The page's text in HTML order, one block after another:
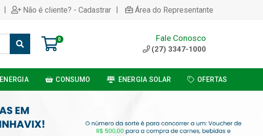
| Não é cliente? - Cadastrar | Área do Representante
0 Fale Conosco
(27) 3347-1000
ENERGIA CONSUMO ENERGIA SOLAR OFERTAS